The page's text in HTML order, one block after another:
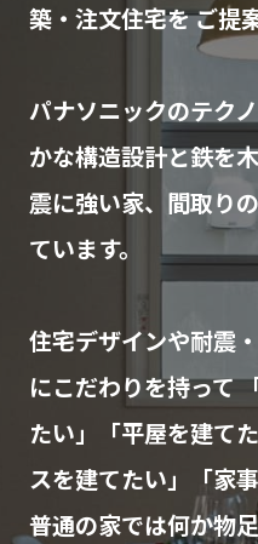
築・注文住宅をご提
パナソニックのテク
かな構造設計と鉄を
震に強い家、間取り
ています。
住宅デザインや耐震
にこだわりを持って
たい」「平屋を建て
スを建てたい」「家
普通の家では何か物